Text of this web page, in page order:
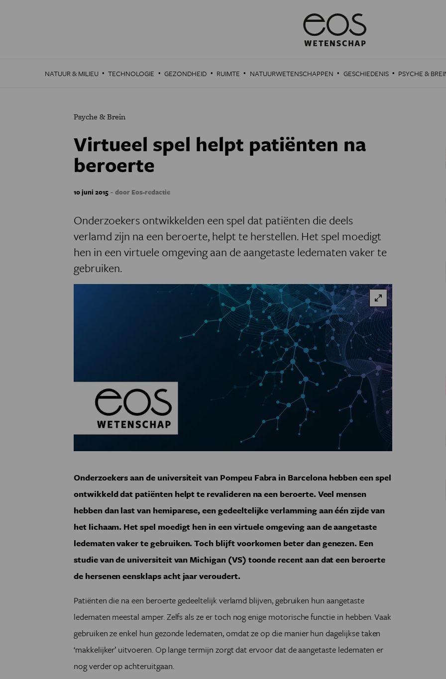
NATUUR & MILIEU · TECHNOLOGIE · GEZONDHEID · RUIMTE · NATUURWETENSCHAPPEN · GESCHIEDENIS · PSYCHE &
Psyche & Brein
Virtueel spel helpt patiënten na
beroerte
10 juni 2015 - door Eos-redactie
Onderzoekers ontwikkelden een spel dat patiënten die deels
verlamd zijn na een beroerte, helpt te herstellen. Het spel moedigt
hen in een virtuele omgeving aan de aangetaste ledematen vaker te
gebruiken.
Onderzoekers aan de universiteit van Pompeu Fabra in Barcelona hebben een spel
ontwikkeld dat patiënten helpt te revalideren na een beroerte. Veel mensen
hebben dan last van hemiparese, een gedeeltelijke verlamming aan één zijde van
het lichaam. Het spel moedigt hen in een virtuele omgeving aan de aangetaste
ledematen vaker te gebruiken. Toch blijft voorkomen beter dan genezen. Een
studie van de universiteit van Michigan (VS) toonde recent aan dat een beroerte
de hersenen eensklaps acht jaar veroudert.
Patiënten die na een beroerte gedeeltelijk verlamd blijven, gebruiken hun aangetaste
ledematen meestal amper. Zelfs als ze er toch nog enige motorische functie in hebben. Vaak
gebruiken ze enkel hun gezonde ledematen, omdat ze op die manier hun dagelijkse taken
‘makkelijker’ uitvoeren. Op lange termijn zorgt dat ervoor dat de aangetaste ledematen er
nog verder op achteruitgaan.